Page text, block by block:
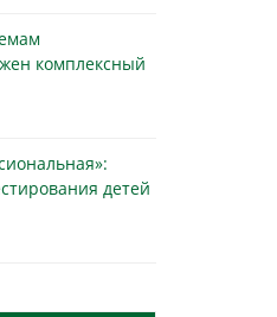
комплексный
детей